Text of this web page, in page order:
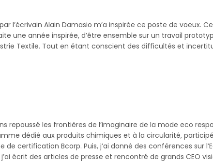
l’écrivain Alain Damasio m’a inspirée ce poste de voeux.
une année inspirée, d’être ensemble sur un travail
Textile. Tout en étant conscient des difficultés et
repoussé les frontières de l’imaginaire de la mode eco
dédié aux produits chimiques et à la circularité,
certification Bcorp. Puis, j’ai donné des conférences sur
j’ai écrit des articles de presse et rencontré de grands CEO